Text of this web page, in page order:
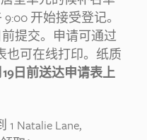
开始接受登记。
前提交。申请可通过
也可在线打印。纸质
日前送达申请表上
Natalie Lane,